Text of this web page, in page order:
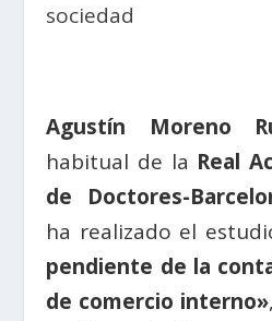
sociedad
Agustín Moreno
habitual de la Real
de Doctores-
ha realizado el
pendiente de la
de comercio interno»